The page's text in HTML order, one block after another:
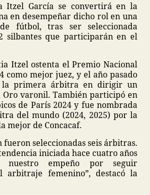
Itzel García se convertirá en la
en desempeñar dicho rol en una
fútbol, tras ser seleccionada
silbantes que participarán en el
Itzel ostenta el Premio Nacional
como mejor juez, y el año pasado
la primera árbitra en dirigir un
Oro varonil. También participó en
de París 2024 y fue nombrada
del mundo (2024, 2025) por la
mejor de Concacaf.
fueron seleccionadas seis árbitras.
iniciada hace cuatro años
empeño por seguir
arbitraje femenino”, destacó la